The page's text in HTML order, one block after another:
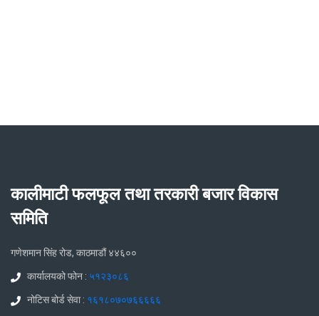
कालीमाटी फलफूल तथा तरकारी बजार विकास
समिति
गणेशमान सिंह रोड, काठमाडौं ४४६००
कार्यालयको फोन : ५१२३०८६
नोटिस बोर्ड सेवा : १६१८०७०७६६६६६